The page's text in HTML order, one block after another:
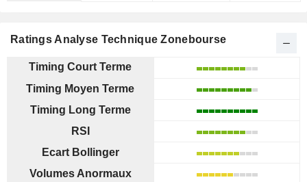
Ratings Analyse Technique Zonebourse
Timing Court Terme
Timing Moyen Terme
Timing Long Terme
RSI
Ecart Bollinger
Volumes Anormaux